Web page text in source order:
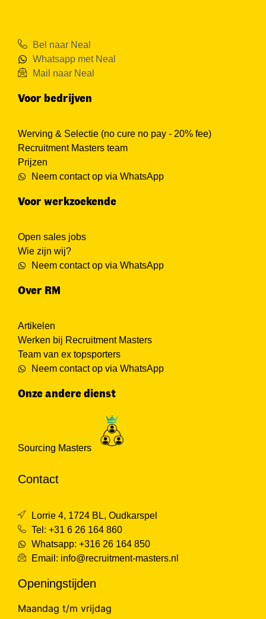
Bel naar Neal
Whatsapp met Neal
Mail naar Neal
Voor bedrijven
Werving & Selectie (no cure no pay - 20% fee)
Recruitment Masters team
Prijzen
Neem contact op via WhatsApp
Voor werkzoekende
Open sales jobs
Wie zijn wij?
Neem contact op via WhatsApp
Over RM
Artikelen
Werken bij Recruitment Masters
Team van ex topsporters
Neem contact op via WhatsApp
Onze andere dienst
Sourcing Masters
Contact
Lorrie 4, 1724 BL, Oudkarspel
Tel: +31 6 26 164 860
Whatsapp: +316 26 164 850
Email: info@recruitment-masters.nl
Openingstijden
Maandag t/m vrijdag